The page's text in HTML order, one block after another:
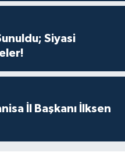
Siyasi
İl Başkanı İlksen